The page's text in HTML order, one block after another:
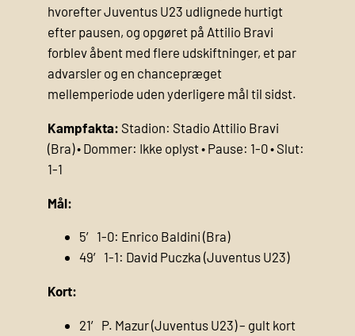
hvorefter Juventus U23 udlignede hurtigt
efter pausen, og opgøret på Attilio Bravi
forblev åbent med flere udskiftninger, et par
advarsler og en chancepræget
mellemperiode uden yderligere mål til sidst.
Kampfakta: Stadion: Stadio Attilio Bravi
(Bra) • Dommer: Ikke oplyst • Pause: 1-0 • Slut:
1-1
Mål:
5′ 1-0: Enrico Baldini (Bra)
49′ 1-1: David Puczka (Juventus U23)
Kort:
21′ P. Mazur (Juventus U23) – gult kort